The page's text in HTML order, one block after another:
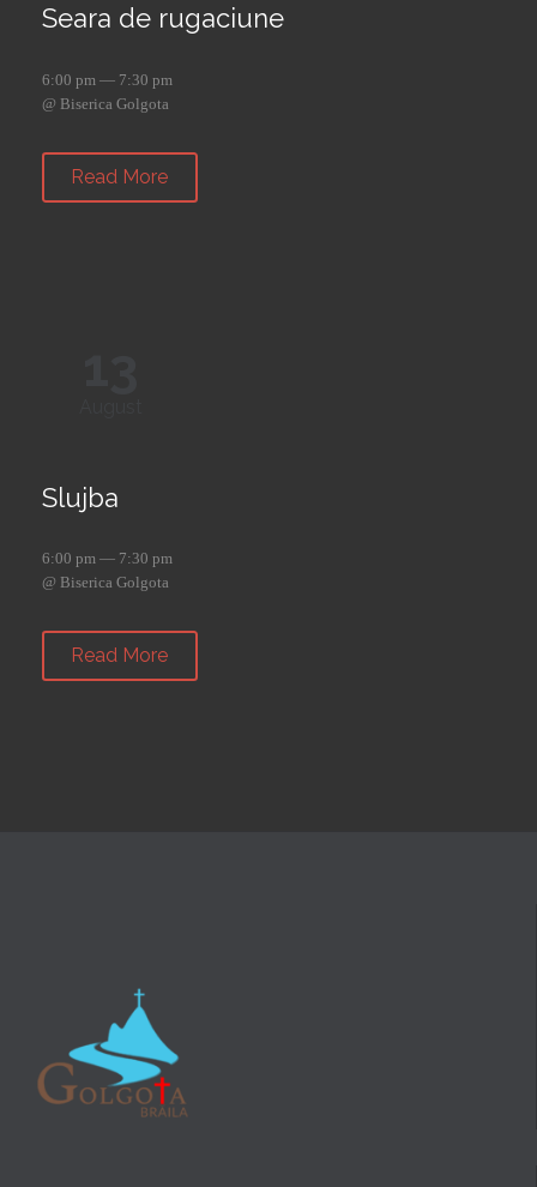
Seara de rugaciune
6:00 pm — 7:30 pm
@ Biserica Golgota
Read More
Slujba
6:00 pm — 7:30 pm
@ Biserica Golgota
Read More